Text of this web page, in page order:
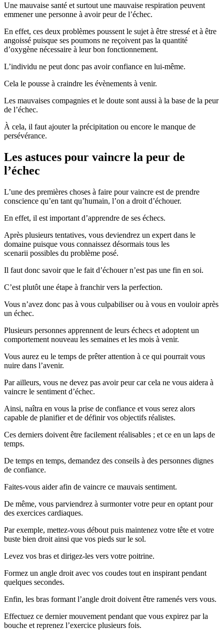
Une mauvaise santé et surtout une mauvaise respiration peuvent
emmener une personne à avoir peur de l’échec.
En effet, ces deux problèmes poussent le sujet à être stressé et à être
angoissé puisque ses poumons ne reçoivent pas la quantité
d’oxygène nécessaire à leur bon fonctionnement.
L’individu ne peut donc pas avoir confiance en lui-même.
Cela le pousse à craindre les évènements à venir.
Les mauvaises compagnies et le doute sont aussi à la base de la peur
de l’échec.
À cela, il faut ajouter la précipitation ou encore le manque de
persévérance.
Les astuces pour vaincre la peur de
l’échec
L’une des premières choses à faire pour vaincre est de prendre
conscience qu’en tant qu’humain, l’on a droit d’échouer.
En effet, il est important d’apprendre de ses échecs.
Après plusieurs tentatives, vous deviendrez un expert dans le
domaine puisque vous connaissez désormais tous les
scenarii possibles du problème posé.
Il faut donc savoir que le fait d’échouer n’est pas une fin en soi.
C’est plutôt une étape à franchir vers la perfection.
Vous n’avez donc pas à vous culpabiliser ou à vous en vouloir après
un échec.
Plusieurs personnes apprennent de leurs échecs et adoptent un
comportement nouveau les semaines et les mois à venir.
Vous aurez eu le temps de prêter attention à ce qui pourrait vous
nuire dans l’avenir.
Par ailleurs, vous ne devez pas avoir peur car cela ne vous aidera à
vaincre le sentiment d’échec.
Ainsi, naîtra en vous la prise de confiance et vous serez alors
capable de planifier et de définir vos objectifs réalistes.
Ces derniers doivent être facilement réalisables ; et ce en un laps de
temps.
De temps en temps, demandez des conseils à des personnes dignes
de confiance.
Faites-vous aider afin de vaincre ce mauvais sentiment.
De même, vous parviendrez à surmonter votre peur en optant pour
des exercices cardiaques.
Par exemple, mettez-vous débout puis maintenez votre tête et votre
buste bien droit ainsi que vos pieds sur le sol.
Levez vos bras et dirigez-les vers votre poitrine.
Formez un angle droit avec vos coudes tout en inspirant pendant
quelques secondes.
Enfin, les bras formant l’angle droit doivent être ramenés vers vous.
Effectuez ce dernier mouvement pendant que vous expirez par la
bouche et reprenez l’exercice plusieurs fois.